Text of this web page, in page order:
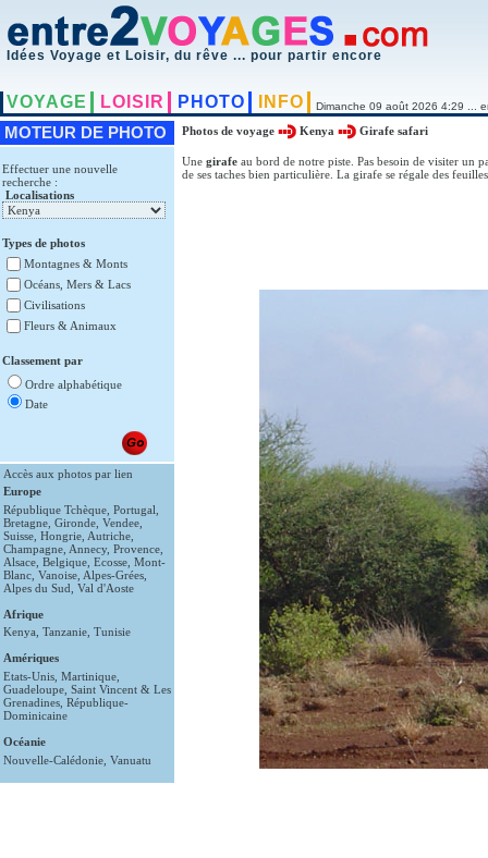
Idées Voyage et Loisir, du rêve ... pour partir encore
VOYAGE LOISIR PHOTO INFO Dimanche 09 août 2026 4:29 ...
MOTEUR DE PHOTO
Effectuer une nouvelle
recherche :
Localisations
Types de photos
Montagnes & Monts
Océans, Mers & Lacs
Civilisations
Fleurs & Animaux
Classement par
Ordre alphabétique
Date
Accès aux photos par lien
Europe
République Tchèque Portugal
Bretagne Gironde Vendee
Suisse Hongrie Autriche
Champagne Annecy, Provence
Alsace Belgique Ecosse Mont-
Blanc Vanoise Alpes-Grées
Alpes du Sud Val d'Aoste
Afrique
Kenya Tanzanie Tunisie
Amériques
Etats-Unis Martinique
Guadeloupe Saint Vincent & Les
Grenadines République-
Dominicaine
Océanie
Nouvelle-Calédonie Vanuatu
Photos de voyage Kenya Girafe safari
Une girafe au bord de notre piste. Pas besoin de visiter un
de ses taches bien particulière. La girafe se régale des